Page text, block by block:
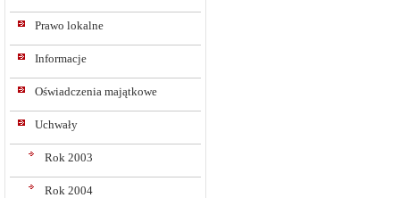
Prawo lokalne
Informacje
Oświadczenia majątkowe
Uchwały
Rok 2003
Rok 2004